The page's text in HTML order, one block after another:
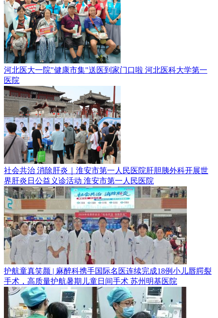
河北医大一院"健康市集"送医到家门口啦 河北医科大学第一
医院
社会共治 消除肝炎｜淮安市第一人民医院肝胆胰外科开展世
界肝炎日公益义诊活动 淮安市第一人民医院
护航童真笑颜 | 麻醉科携手国际名医连续完成18例小儿唇腭裂
手术，高质量护航暑期儿童日间手术 苏州明基医院